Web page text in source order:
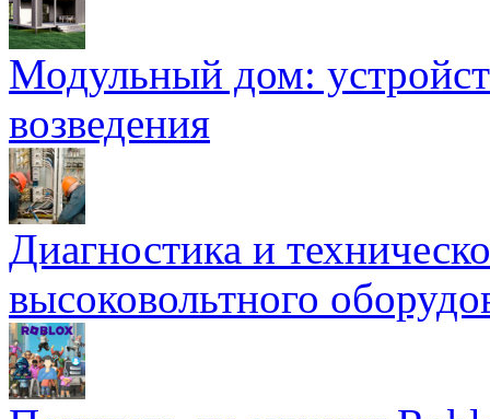
Модульный дом:
возведения
Диагностика и
высоковольтного